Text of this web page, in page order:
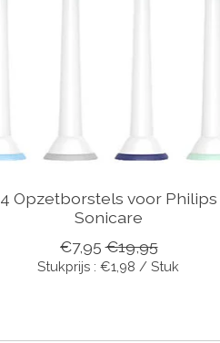
4 Opzetborstels voor Philips
Sonicare
€7,95 €19,95
Stukprijs : €1,98 / Stuk